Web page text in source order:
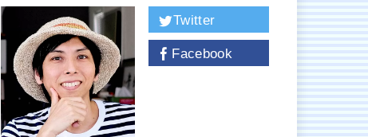
Twitter
Facebook